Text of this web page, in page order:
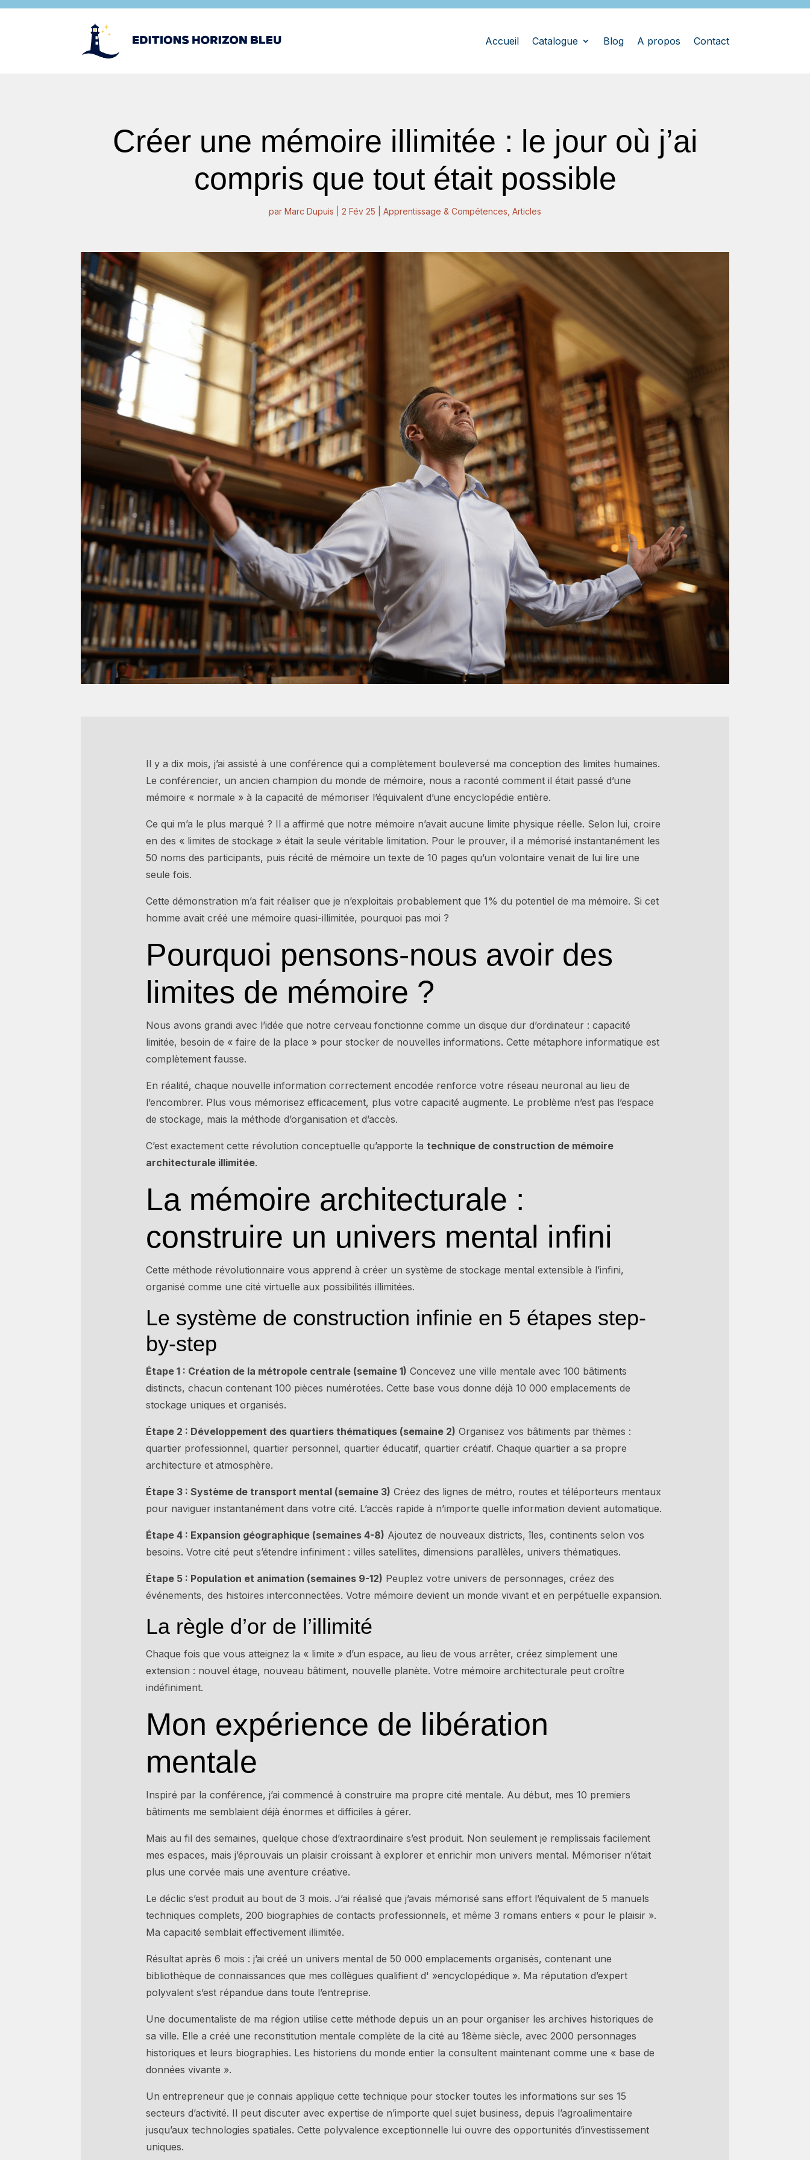
Accueil Catalogue Blog A propos Contact
Créer une mémoire illimitée : le jour où j’ai
compris que tout était possible
par Marc Dupuis 2 Fév 25 Apprentissage & Compétences Articles
Il y a dix mois, j’ai assisté à une conférence qui a complètement bouleversé ma conception des limites humaines.
Le conférencier, un ancien champion du monde de mémoire, nous a raconté comment il était passé d’une
mémoire « normale » à la capacité de mémoriser l’équivalent d’une encyclopédie entière.
Ce qui m’a le plus marqué ? Il a affirmé que notre mémoire n’avait aucune limite physique réelle. Selon lui, croire
en des « limites de stockage » était la seule véritable limitation. Pour le prouver, il a mémorisé instantanément les
50 noms des participants, puis récité de mémoire un texte de 10 pages qu’un volontaire venait de lui lire une
seule fois.
Cette démonstration m’a fait réaliser que je n’exploitais probablement que 1% du potentiel de ma mémoire. Si cet
homme avait créé une mémoire quasi-illimitée, pourquoi pas moi ?
Pourquoi pensons-nous avoir des
limites de mémoire ?
Nous avons grandi avec l’idée que notre cerveau fonctionne comme un disque dur d’ordinateur : capacité
limitée, besoin de « faire de la place » pour stocker de nouvelles informations. Cette métaphore informatique est
complètement fausse.
En réalité, chaque nouvelle information correctement encodée renforce votre réseau neuronal au lieu de
l’encombrer. Plus vous mémorisez efficacement, plus votre capacité augmente. Le problème n’est pas l’espace
de stockage, mais la méthode d’organisation et d’accès.
C’est exactement cette révolution conceptuelle qu’apporte la technique de construction de mémoire
architecturale illimitée.
La mémoire architecturale :
construire un univers mental infini
Cette méthode révolutionnaire vous apprend à créer un système de stockage mental extensible à l’infini,
organisé comme une cité virtuelle aux possibilités illimitées.
Le système de construction infinie en 5 étapes step-
by-step
Étape 1 : Création de la métropole centrale (semaine 1) Concevez une ville mentale avec 100 bâtiments
distincts, chacun contenant 100 pièces numérotées. Cette base vous donne déjà 10 000 emplacements de
stockage uniques et organisés.
Étape 2 : Développement des quartiers thématiques (semaine 2) Organisez vos bâtiments par thèmes :
quartier professionnel, quartier personnel, quartier éducatif, quartier créatif. Chaque quartier a sa propre
architecture et atmosphère.
Étape 3 : Système de transport mental (semaine 3) Créez des lignes de métro, routes et téléporteurs mentaux
pour naviguer instantanément dans votre cité. L’accès rapide à n’importe quelle information devient automatique.
Étape 4 : Expansion géographique (semaines 4-8) Ajoutez de nouveaux districts, îles, continents selon vos
besoins. Votre cité peut s’étendre infiniment : villes satellites, dimensions parallèles, univers thématiques.
Étape 5 : Population et animation (semaines 9-12) Peuplez votre univers de personnages, créez des
événements, des histoires interconnectées. Votre mémoire devient un monde vivant et en perpétuelle expansion.
La règle d’or de l’illimité
Chaque fois que vous atteignez la « limite » d’un espace, au lieu de vous arrêter, créez simplement une
extension : nouvel étage, nouveau bâtiment, nouvelle planète. Votre mémoire architecturale peut croître
indéfiniment.
Mon expérience de libération
mentale
Inspiré par la conférence, j’ai commencé à construire ma propre cité mentale. Au début, mes 10 premiers
bâtiments me semblaient déjà énormes et difficiles à gérer.
Mais au fil des semaines, quelque chose d’extraordinaire s’est produit. Non seulement je remplissais facilement
mes espaces, mais j’éprouvais un plaisir croissant à explorer et enrichir mon univers mental. Mémoriser n’était
plus une corvée mais une aventure créative.
Le déclic s’est produit au bout de 3 mois. J’ai réalisé que j’avais mémorisé sans effort l’équivalent de 5 manuels
techniques complets, 200 biographies de contacts professionnels, et même 3 romans entiers « pour le plaisir ».
Ma capacité semblait effectivement illimitée.
Résultat après 6 mois : j’ai créé un univers mental de 50 000 emplacements organisés, contenant une
bibliothèque de connaissances que mes collègues qualifient d' »encyclopédique ». Ma réputation d’expert
polyvalent s’est répandue dans toute l’entreprise.
Une documentaliste de ma région utilise cette méthode depuis un an pour organiser les archives historiques de
sa ville. Elle a créé une reconstitution mentale complète de la cité au 18ème siècle, avec 2000 personnages
historiques et leurs biographies. Les historiens du monde entier la consultent maintenant comme une « base de
données vivante ».
Un entrepreneur que je connais applique cette technique pour stocker toutes les informations sur ses 15
secteurs d’activité. Il peut discuter avec expertise de n’importe quel sujet business, depuis l’agroalimentaire
jusqu’aux technologies spatiales. Cette polyvalence exceptionnelle lui ouvre des opportunités d’investissement
uniques.